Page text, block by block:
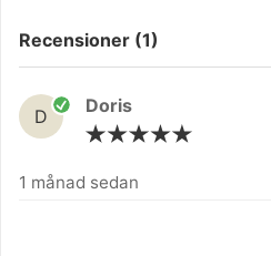
Recensioner (1)
D Doris
1 månad sedan